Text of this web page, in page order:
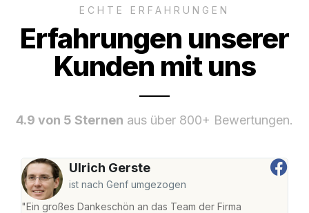
ECHTE ERFAHRUNGEN
Erfahrungen unserer
Kunden mit uns
4.9 von 5 Sternen aus über 800+ Bewertungen.
Ulrich Gerste
ist nach Genf umgezogen
"Ein großes Dankeschön an das Team der Firma